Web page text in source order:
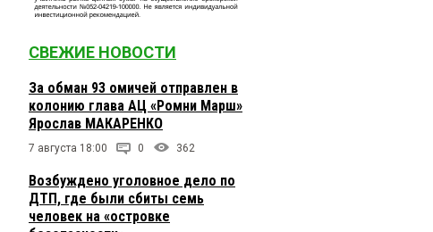
СВЕЖИЕ НОВОСТИ
За обман 93 омичей отправлен в
колонию глава АЦ «Ромни Марш»
Ярослав МАКАРЕНКО
7 августа 18:00 0 362
Возбуждено уголовное дело по
ДТП, где были сбиты семь
человек на «островке